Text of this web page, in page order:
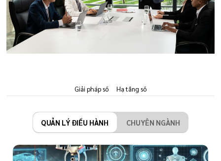
Giải pháp số Hạ tầng số
QUẢN LÝ ĐIỀU HÀNH CHUYÊN NGÀNH